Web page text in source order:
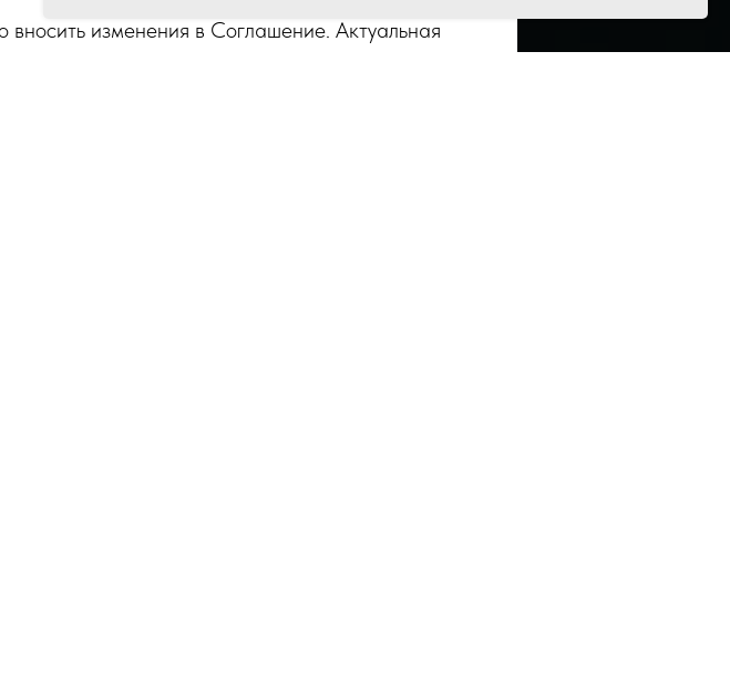
изменения в Соглашение. Актуальная